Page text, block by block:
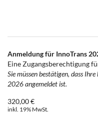
Anmeldung für InnoTrans
Eine Zugangsberechtigung
Sie müssen bestätigen, dass
2026 angemeldet ist.
320,00 €
inkl. 19% MwSt.